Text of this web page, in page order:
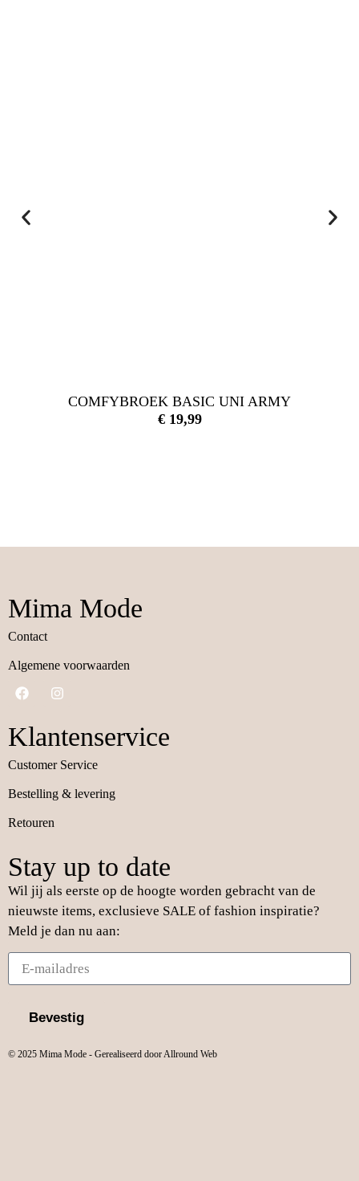
COMFYBROEK BASIC UNI ARMY
€19,99
Mima Mode
Contact
Algemene voorwaarden
Klantenservice
Customer Service
Bestelling & levering
Retouren
Stay up to date
Wil jij als eerste op de hoogte worden gebracht van de
nieuwste items, exclusieve SALE of fashion inspiratie?
Meld je dan nu aan:
Bevestig
© 2025 Mima Mode - Gerealiseerd door Allround Web